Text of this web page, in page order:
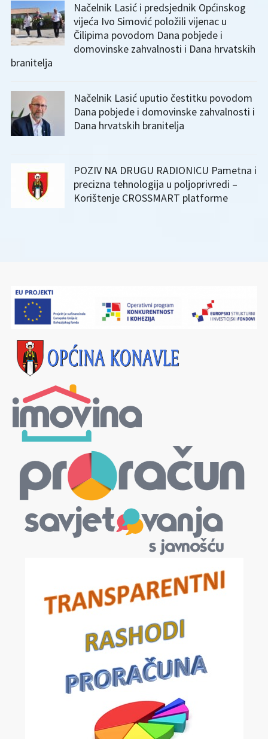
Načelnik Lasić i predsjednik Općinskog
vijeća Ivo Simović položili vijenac u
Čilipima povodom Dana pobjede i
domovinske zahvalnosti i Dana hrvatskih
branitelja
Načelnik Lasić uputio čestitku povodom
Dana pobjede i domovinske zahvalnosti i
Dana hrvatskih branitelja
POZIV NA DRUGU RADIONICU Pametna i
precizna tehnologija u poljoprivredi –
Korištenje CROSSMART platforme